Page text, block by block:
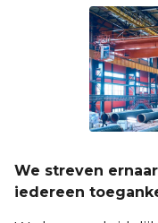
We streven
iedereen